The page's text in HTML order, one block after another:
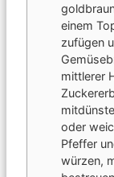
einem
zufügen
mittlerer
oder
Pfeffer
würzen,